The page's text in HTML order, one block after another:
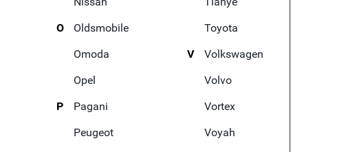
O
Oldsmobile
Omoda
Opel
P
Pagani
Peugeot
Toyota
V
Volkswagen
Volvo
Vortex
Voyah